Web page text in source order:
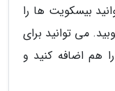
بیسکویت ها را
می توانید برای
هم اضافه کنید و